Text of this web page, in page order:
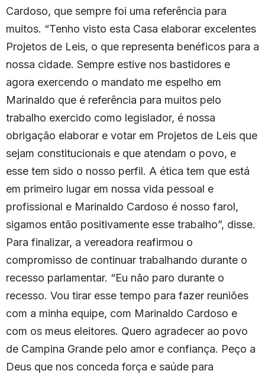
Cardoso, que sempre foi uma referência para
muitos. “Tenho visto esta Casa elaborar excelentes
Projetos de Leis, o que representa benéficos para a
nossa cidade. Sempre estive nos bastidores e
agora exercendo o mandato me espelho em
Marinaldo que é referência para muitos pelo
trabalho exercido como legislador, é nossa
obrigação elaborar e votar em Projetos de Leis que
sejam constitucionais e que atendam o povo, e
esse tem sido o nosso perfil. A ética tem que está
em primeiro lugar em nossa vida pessoal e
profissional e Marinaldo Cardoso é nosso farol,
sigamos então positivamente esse trabalho”, disse.
Para finalizar, a vereadora reafirmou o
compromisso de continuar trabalhando durante o
recesso parlamentar. “Eu não paro durante o
recesso. Vou tirar esse tempo para fazer reuniões
com a minha equipe, com Marinaldo Cardoso e
com os meus eleitores. Quero agradecer ao povo
de Campina Grande pelo amor e confiança. Peço a
Deus que nos conceda força e saúde para